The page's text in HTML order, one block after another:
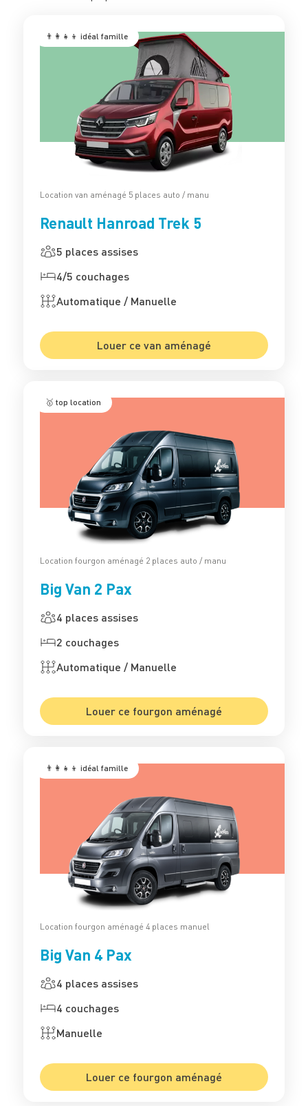
👨‍👩‍👧‍👦 idéal famille
Location van aménagé 5 places auto / manu
Renault Hanroad Trek 5
5 places assises
4/5 couchages
Automatique / Manuelle
Louer ce van aménagé
🥇 top location
Location fourgon aménagé 2 places auto / manu
Big Van 2 Pax
4 places assises
2 couchages
Automatique / Manuelle
Louer ce fourgon aménagé
👨‍👩‍👧‍👦 idéal famille
Location fourgon aménagé 4 places manuel
Big Van 4 Pax
4 places assises
4 couchages
Manuelle
Louer ce fourgon aménagé